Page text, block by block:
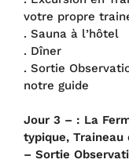
votre propre
. Sauna à l’hôtel
. Dîner
. Sortie
notre guide
Jour 3 – : La
typique, Traineau
– Sortie